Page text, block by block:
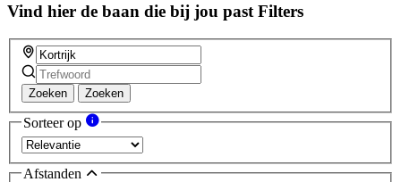
Vind hier de baan die bij jou past Filters
Zoeken Zoeken
Sorteer op
Afstanden